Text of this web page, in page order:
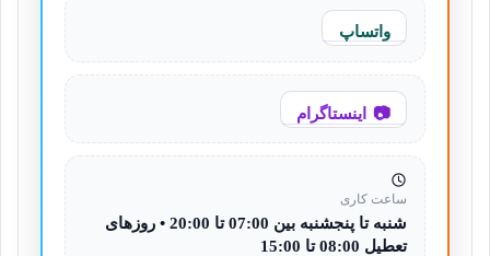
واتساپ
اینستاگرام
ساعت کاری
شنبه تا پنجشنبه بین 07:00 تا 20:00 • روزهای
تعطیل 08:00 تا 15:00